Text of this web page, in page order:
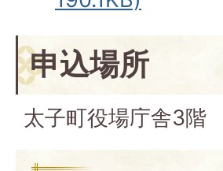
申込場所
太子町役場庁舎3階